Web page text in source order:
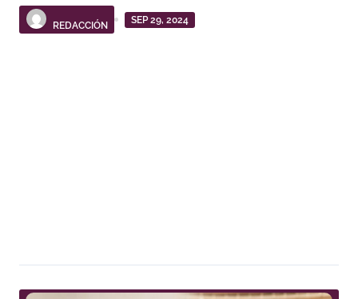
REDACCIÓN
SEP 29, 2024